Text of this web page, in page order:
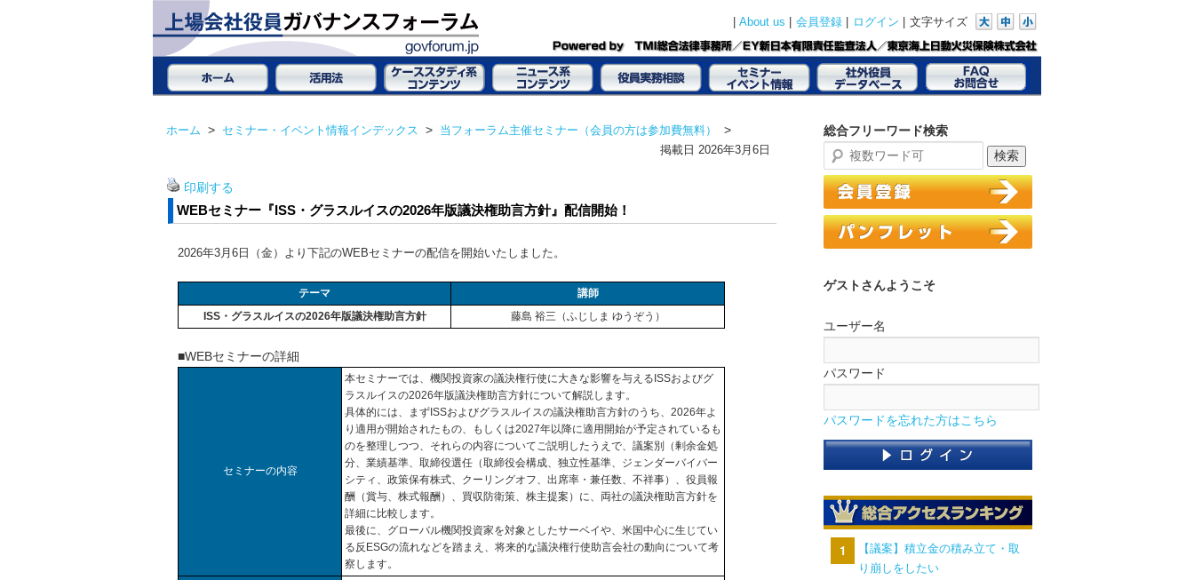
About us 会員登録 ログイン 文字サイズ
ホーム > セミナー・イベント情報インデックス > 当フォーラム主催セミナー（会員の方は参加費無料）
>
掲載日 2026年3月6日
印刷する
WEBセミナー『ISS・グラスルイスの2026年版議決権助言方針』配信開始！
2026年3月6日（金）より下記のWEBセミナーの配信を開始いたしました。
テーマ 講師
ISS・グラスルイスの2026年版議決権助言方針 藤島 裕三（ふじしま ゆうぞう）
■WEBセミナーの詳細
セミナーの内容
本セミナーでは、機関投資家の議決権行使に大きな影響を与えるISSおよびグ
ラスルイスの2026年版議決権助⾔方針について解説します。
具体的には、まずISSおよびグラスルイスの議決権助⾔方針のうち、2026年よ
り適用が開始されたもの、もしくは2027年以降に適用開始が予定されているも
のを整理しつつ、それらの内容についてご説明したうえで、議案別（剰余金処
分、業績基準、取締役選任（取締役会構成、独立性基準、ジェンダーバイバー
シティ、政策保有株式、クーリングオフ、出席率・兼任数、不祥事）、役員報
酬（賞与、株式報酬）、買収防衛策、株主提案）に、両社の議決権助言方針を
詳細に比較します。
最後に、グローバル機関投資家を対象としたサーベイや、米国中心に生じてい
る反ESGの流れなどを踏まえ、将来的な議決権行使助言会社の動向について考
察します。
総合フリーワード検索
ゲストさんようこそ
ユーザー名
パスワード
パスワードを忘れた方はこちら
【議案】積立金の積み立て・取
り崩しをしたい